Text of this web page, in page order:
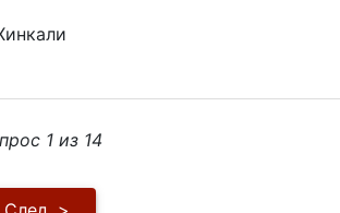
1 из 14